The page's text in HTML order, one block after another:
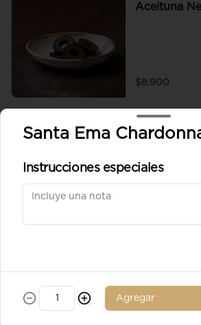
Aceituna
$8.900
Aceituna
Santa Ema
Instrucciones especiales
Agregar